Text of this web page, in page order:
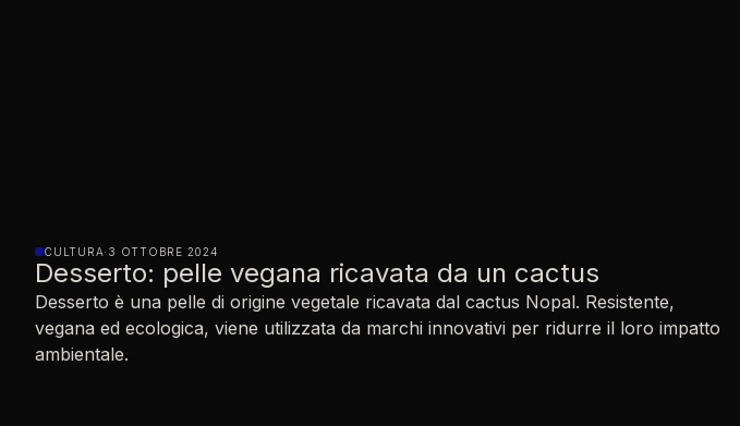
CULTURA· 3 OTTOBRE 2024
Desserto: pelle vegana ricavata da un cactus
Desserto è una pelle di origine vegetale ricavata dal cactus Nopal. Resistente,
vegana ed ecologica, viene utilizzata da marchi innovativi per ridurre il loro impatto
ambientale.